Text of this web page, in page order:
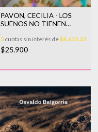
PAVON, CECILIA - LOS
SUENOS NO TIENEN
EDICION
3 cuotas sin interés de$8.633,33
$25.900